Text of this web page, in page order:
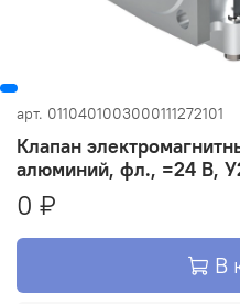
арт. 0110401003000111272101
Клапан
алюминий, фл., =24 В,
0 ₽
В